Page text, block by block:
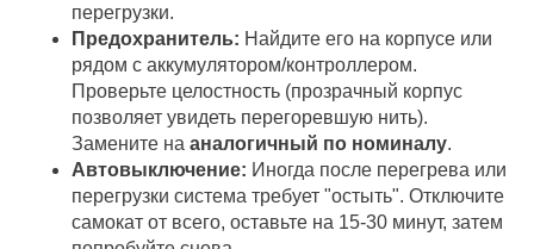
перегрузки.
Предохранитель: Найдите его на корпусе или
рядом с аккумулятором/контроллером.
Проверьте целостность (прозрачный корпус
позволяет увидеть перегоревшую нить).
Замените на аналогичный по номиналу.
Автовыключение: Иногда после перегрева или
перегрузки система требует "остыть". Отключите
самокат от всего, оставьте на 15-30 минут, затем